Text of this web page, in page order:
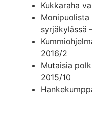
Kukkaraha
syrjäkylässä
2016/2
Mutaisia
2015/10